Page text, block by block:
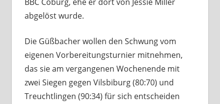
abgelöst wurde.
Die Güßbacher wollen den Schwung vom
eigenen Vorbereitungsturnier mitnehmen,
das sie am vergangenen Wochenende mit
zwei Siegen gegen Vilsbiburg (80:70) und
Treuchtlingen (90:34) für sich entscheiden